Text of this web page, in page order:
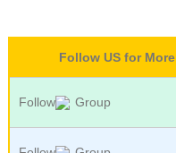
Follow US for More
Follow Group